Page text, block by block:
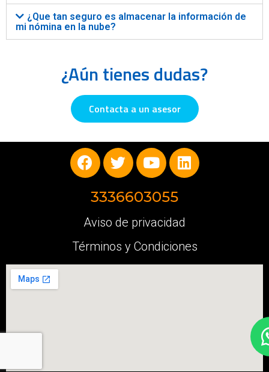
¿Que tan seguro es almacenar la información de
mi nómina en la nube?
¿Aún tienes dudas?
Contacta a un asesor
3336603055
Aviso de privacidad
Términos y Condiciones